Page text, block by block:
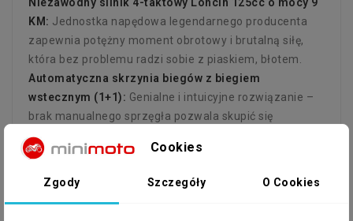
KM: Jednostka napędowa legendarnego producenta
zapewnia potężny moment obrotowy i brutalną siłę,
która bez problemu radzi sobie z piaskiem, błotem.
Automatyczna skrzynia biegów z biegiem
wstecznym (1+1): Genialne i intuicyjne rozwiązanie –
brak manualnego sprzęgła pozwala skupić się
wyłącznie na torze jazdy, a funkcja wstecznego
zapewnia pełną niezależność i łatwe manewrowanie w
Elektryczny rozrusznik (E-Start):
Cookies
Zgody Szczegóły O Cookies